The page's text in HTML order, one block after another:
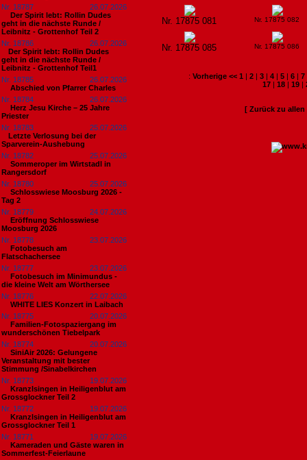
Nr. 18787
26.07.2026
Der Spirit lebt: Rollin Dudes
geht in die nächste Runde /
Leibnitz - Grottenhof Teil 2
Nr. 18786
26.07.2026
​Der Spirit lebt: Rollin Dudes
geht in die nächste Runde /
Leibnitz - Grottenhof Teil1
Nr. 18785
26.07.2026
Abschied von Pfarrer Charles
Nr. 18784
26.07.2026
Herz Jesu Kirche – 25 Jahre
Priester
Nr. 18783
25.07.2026
​Letzte Verlosung bei der
Sparverein-Aushebung
Nr. 18782
25.07.2026
Sommeroper im Wirtstadl in
Rangersdorf
Nr. 18780
25.07.2026
Schlosswiese Moosburg 2026 -
Tag 2
Nr. 18779
24.07.2026
Eröffnung Schlosswiese
Moosburg 2026
Nr. 18778
23.07.2026
Fotobesuch am
Flatschachersee
Nr. 18777
23.07.2026
Fotobesuch im Minimundus -
die kleine Welt am Wörthersee
Nr. 18776
22.07.2026
WHITE LIES Konzert in Laibach
Nr. 18775
20.07.2026
Familien-Fotospaziergang im
wunderschönen Tiebelpark
Nr. 18774
20.07.2026
SiniAir 2026: Gelungene
Veranstaltung mit bester
Stimmung /Sinabelkirchen
Nr. 18773
19.07.2026
Kranzlsingen in Heiligenblut am
Grossglockner Teil 2
Nr. 18772
19.07.2026
Kranzlsingen in Heiligenblut am
Grossglockner Teil 1
Nr. 18771
19.07.2026
Kameraden und Gäste waren in
Sommerfest-Feierlaune
Nr. 17875 081 Nr. 17875 082
Nr. 17875 085 Nr. 17875 086
: Vorherige << 1 | 2 | 3 | 4 | 5 | 6 | 7
17 | 18 | 19 |
[ Zurück zu